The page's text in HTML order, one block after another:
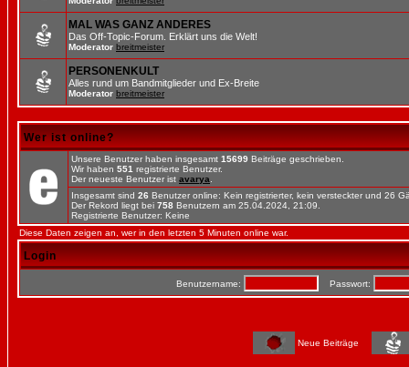
MAL WAS GANZ ANDERES
Das Off-Topic-Forum. Erklärt uns die Welt!
Moderator breitmeister
PERSONENKULT
Alles rund um Bandmitglieder und Ex-Breite
Moderator breitmeister
Wer ist online?
Unsere Benutzer haben insgesamt 15699 Beiträge geschrieben.
Wir haben 551 registrierte Benutzer.
Der neueste Benutzer ist avarya
Insgesamt sind 26 Benutzer online: Kein registrierter, kein versteckter und 26
Der Rekord liegt bei 758 Benutzern am 25.04.2024, 21:09.
Registrierte Benutzer: Keine
Diese Daten zeigen an, wer in den letzten 5 Minuten online war.
Login
Benutzername: Passwort:
Neue Beiträge